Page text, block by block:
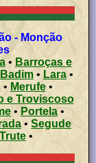
- Monção
• Barroças e
• Lara •
• Merufe•
e Troviscoso
• Portela•
•Segude
Trute •